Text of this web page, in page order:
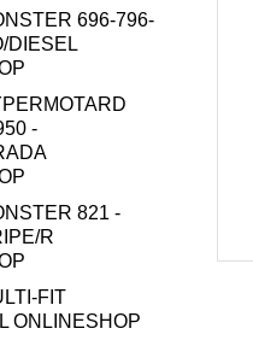
696-796-
DIESEL
-
821 -
R
FIT
ONLINESHOP